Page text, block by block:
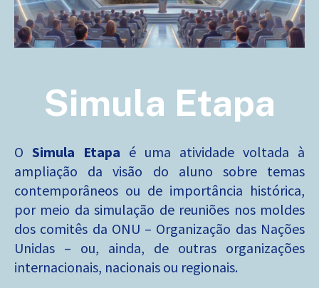
Simula Etapa
O Simula Etapa é uma atividade voltada à
ampliação da visão do aluno sobre temas
contemporâneos ou de importância histórica,
por meio da simulação de reuniões nos moldes
dos comitês da ONU – Organização das Nações
Unidas – ou, ainda, de outras organizações
internacionais, nacionais ou regionais.